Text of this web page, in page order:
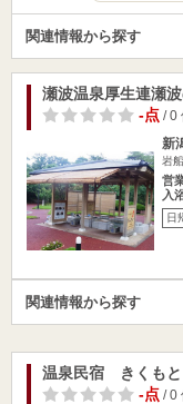
関連情報から探す
瀬波温泉厚生連瀬
-点/ 0
新
岩
営
入
日
関連情報から探す
温泉民宿 きくもと
-点/ 0